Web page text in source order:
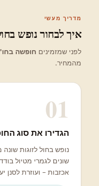
מדריך מעשי
איך לבחור נופש
לפני שמזמינים חופשה
מהמחיר.
01
הגדירו את סוג
נופש בחול לזוגות
שונים לגמרי מטיול
אכזבות – ועוזרת לסנן